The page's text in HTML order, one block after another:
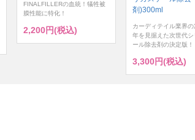
FINALFILLERの血統！犠牲被
膜性能に特化！
2,200円(税込)
剤)300ml
カーディテイル業界
年を見据えた次世代シ
ール除去剤の決定版！
3,300円(税込)